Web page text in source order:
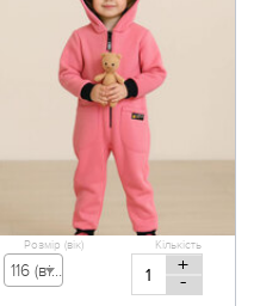
Розмір (вік)
116 (вік 5-6 р) - 800,00 грн
Кількість
+
-